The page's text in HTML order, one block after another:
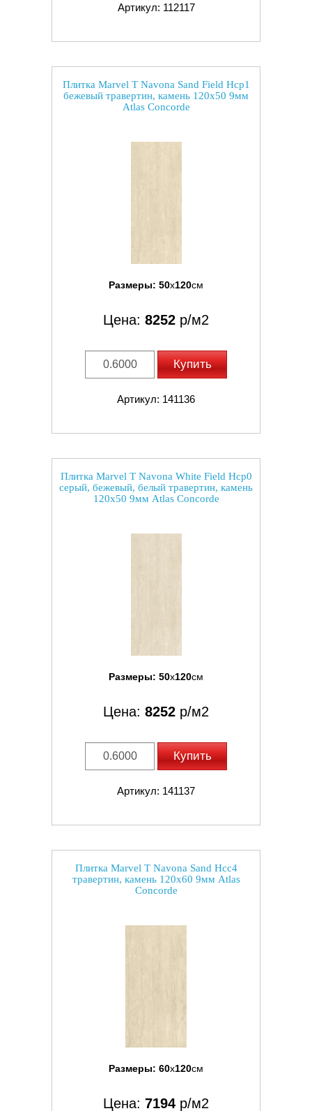
Артикул: 112117
Плитка Marvel T Navona Sand Field Hcp1
бежевый травертин, камень 120x50 9мм
Atlas Concorde
Размеры: 50x120см
Цена: 8252 р/м2
Купить
Артикул: 141136
Плитка Marvel T Navona White Field Hcp0
серый, бежевый, белый травертин, камень
120x50 9мм Atlas Concorde
Размеры: 50x120см
Цена: 8252 р/м2
Купить
Артикул: 141137
Плитка Marvel T Navona Sand Hcc4
травертин, камень 120x60 9мм Atlas
Concorde
Размеры: 60x120см
Цена: 7194 р/м2